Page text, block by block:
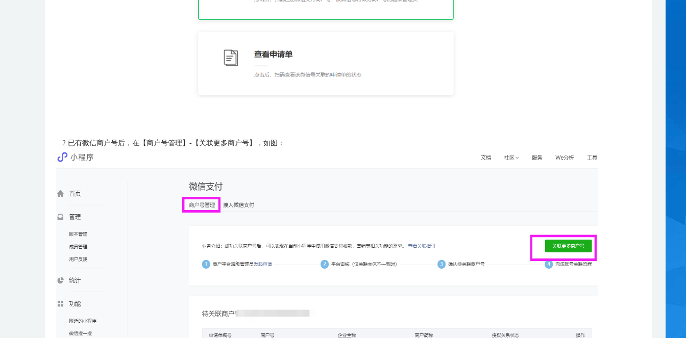
2.已有微信商户号后，在【商户号管理 】-【关联更多商户号】， 如图：